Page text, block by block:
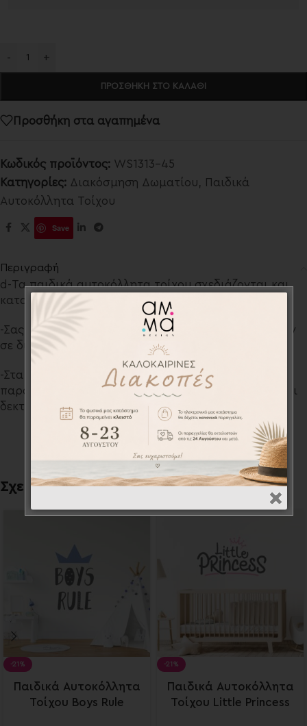
- +
ΠΡΟΣΘΉΚΗ ΣΤΟ ΚΑΛΆΘΙ
Προσθήκη στα αγαπημένα
Κωδικός προϊόντος: WS1313-45
Κατηγορίες: Διακόσμηση Δωματίου, Παιδικά
Αυτοκόλλητα Τοίχου
Save
Περιγραφή
d-Τα παιδικά αυτοκόλλητα τοίχου σχεδιάζονται και
κατασκευάζονται αποκλειστικά από το ΑΜΜΑ design
-Σας παρέχουμε την δυνατότητα να κατασκευαστούν
σε διαφορετική διάσταση με το ανάλογο κόστος.
-Στα Προσωποποιημένα σχέδια και στις ειδικές
παραγγελίες (με διαφορετική διάσταση) δεν γίνονται
δεκτές οι επιστροφές.
Σχετικά προϊόντα
-21%
Παιδικά Αυτοκόλλητα
Τοίχου Boys Rule
-21%
Select
options
Παιδικά Αυτοκόλλητα
Τοίχου Little Princess